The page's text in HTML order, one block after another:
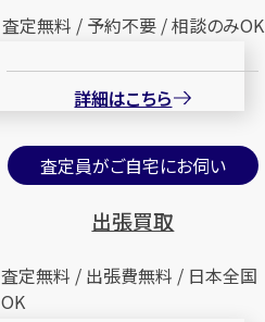
査定無料 / 予約不要 / 相談のみOK
詳細はこちら
査定員がご自宅にお伺い
出張買取
査定無料 / 出張費無料 / 日本全国
OK